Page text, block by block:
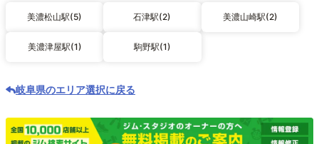
美濃松山駅(5) 石津駅(2) 美濃山崎駅(2)
美濃津屋駅(1) 駒野駅(1)
岐阜県のエリア選択に戻る